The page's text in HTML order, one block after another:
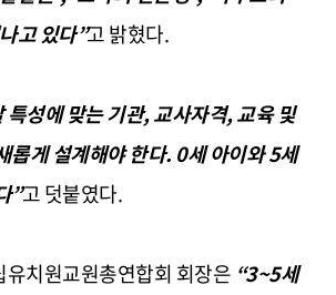
고 있다”고 밝혔다.
특성에 맞는 기관,교사자격,교육 및
롭게 설계해야 한다. 0세 아이와5세
”고 덧붙였다.
치원교원총연합회 회장은 “3~5세